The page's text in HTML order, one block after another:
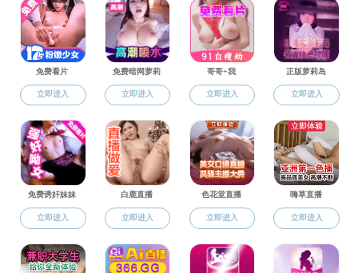
校友风采
校友新闻
捐资助学
毕业